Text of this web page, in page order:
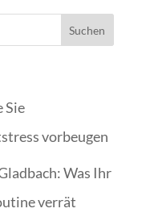
Sie
vorbeugen
Was Ihr
verrät